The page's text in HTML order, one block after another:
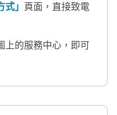
式」 頁面，直接致電
上的服務中心，即可